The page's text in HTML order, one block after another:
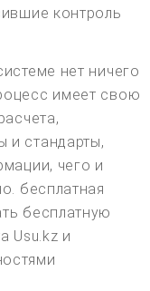
контроль
нет ничего
имеет свою
и стандарты,
чего и
бесплатная
бесплатную
Usu.kz и